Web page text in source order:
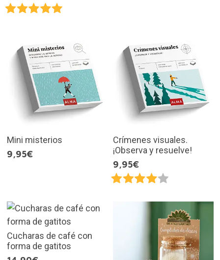
Mini misterios
9,95€
Crímenes visuales.
¡Observa y resuelve!
9,95€
Cucharas de café con
forma de gatitos